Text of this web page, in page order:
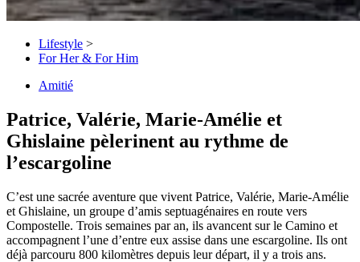
Lifestyle >
For Her & For Him
Amitié
Patrice, Valérie, Marie-Amélie et
Ghislaine pèlerinent au rythme de
l’escargoline
C’est une sacrée aventure que vivent Patrice, Valérie, Marie-Amélie
et Ghislaine, un groupe d’amis septuagénaires en route vers
Compostelle. Trois semaines par an, ils avancent sur le Camino et
accompagnent l’une d’entre eux assise dans une escargoline. Ils ont
déjà parcouru 800 kilomètres depuis leur départ, il y a trois ans.